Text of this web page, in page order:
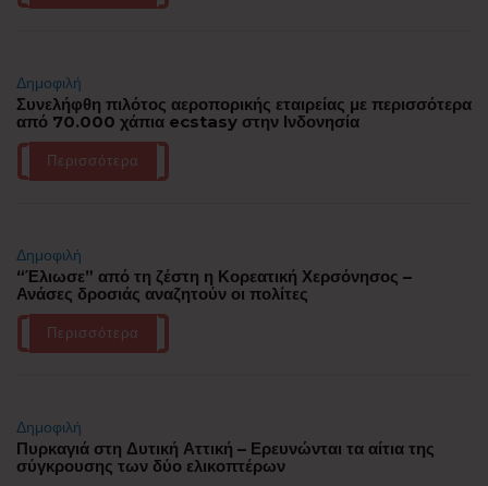
Δημοφιλή
Συνελήφθη πιλότος αεροπορικής εταιρείας με περισσότερα
από 70.000 χάπια ecstasy στην Ινδονησία
Περισσότερα
Δημοφιλή
“Έλιωσε” από τη ζέστη η Κορεατική Χερσόνησος –
Ανάσες δροσιάς αναζητούν οι πολίτες
Περισσότερα
Δημοφιλή
Πυρκαγιά στη Δυτική Αττική – Ερευνώνται τα αίτια της
σύγκρουσης των δύο ελικοπτέρων